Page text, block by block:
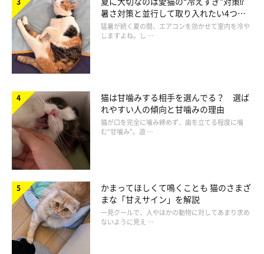
われるようになってから、飼い主さんに自分の気持ちを伝えるた
めに鳴くようになったといわれています。
本来は鳴かないのに、私たちと気持ちを通わせるためにかわいく
鳴いていると思うとますます猫っていとおしい……！
小野寺先生によると、猫は人との生活の中でいろいろな鳴き方を
学習し、人が喜んだ鳴き方はとくによく覚えているそう。猫とも
っとおしゃべりしたい飼い主さんは、笑顔でたくさん話しかける
といいかもしれませんね。
暑さ対策と並行して取り入れたい4つの
工夫
猛暑が続く夏の間、エアコンを効かせて室内を冷や
しますよね。し …
猫は甘噛みする相手を選んでる？ 選ば
れやすい人の傾向と甘噛みの理由
猫が口を完全に噛み締めず、歯を立てる程度に噛
む“甘噛み”。遊 …
かまってほしくて鳴くことも 猫のさまざ
まな「甘えサイン」を解説
一見クールで、人やほかの動物に対してあまり求め
ないように見え …